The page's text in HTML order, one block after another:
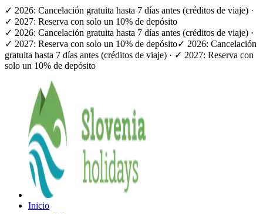
✓ 2026: Cancelación gratuita hasta 7 días antes (créditos de viaje) ·
✓ 2027: Reserva con solo un 10% de depósito
✓ 2026: Cancelación gratuita hasta 7 días antes (créditos de viaje) ·
✓ 2027: Reserva con solo un 10% de depósito✓ 2026: Cancelación
gratuita hasta 7 días antes (créditos de viaje) · ✓ 2027: Reserva con
solo un 10% de depósito
Inicio